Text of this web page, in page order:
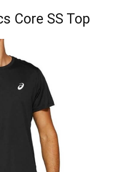
Core SS Top